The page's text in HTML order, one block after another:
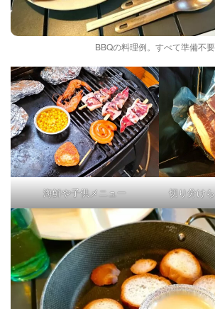
BBQの料理例。すべて準備不要
海鮮や子供メニュー 切り分け